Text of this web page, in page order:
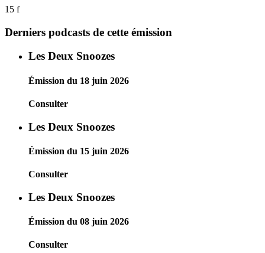
15 f
Derniers podcasts de cette émission
Les Deux Snoozes
Émission du 18 juin 2026
Consulter
Les Deux Snoozes
Émission du 15 juin 2026
Consulter
Les Deux Snoozes
Émission du 08 juin 2026
Consulter